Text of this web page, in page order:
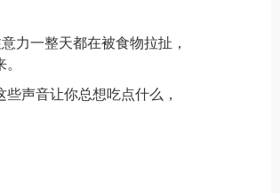
力一整天都在被食物拉扯，
声音让你总想吃点什么，